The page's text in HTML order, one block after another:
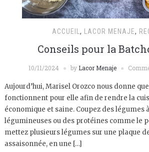
ACCUEIL , LACOR MENAJE,
Conseils pour la
10/11/2024 by Lacor Menaje
Aujourd’hui, Marisel Orozco nous donne
fonctionnent pour elle afin de rendre la
économique et saine. Coupez des légumes
légumineuses ou des protéines comme le
mettez plusieurs légumes sur une plaque
assaisonnée, en une […]